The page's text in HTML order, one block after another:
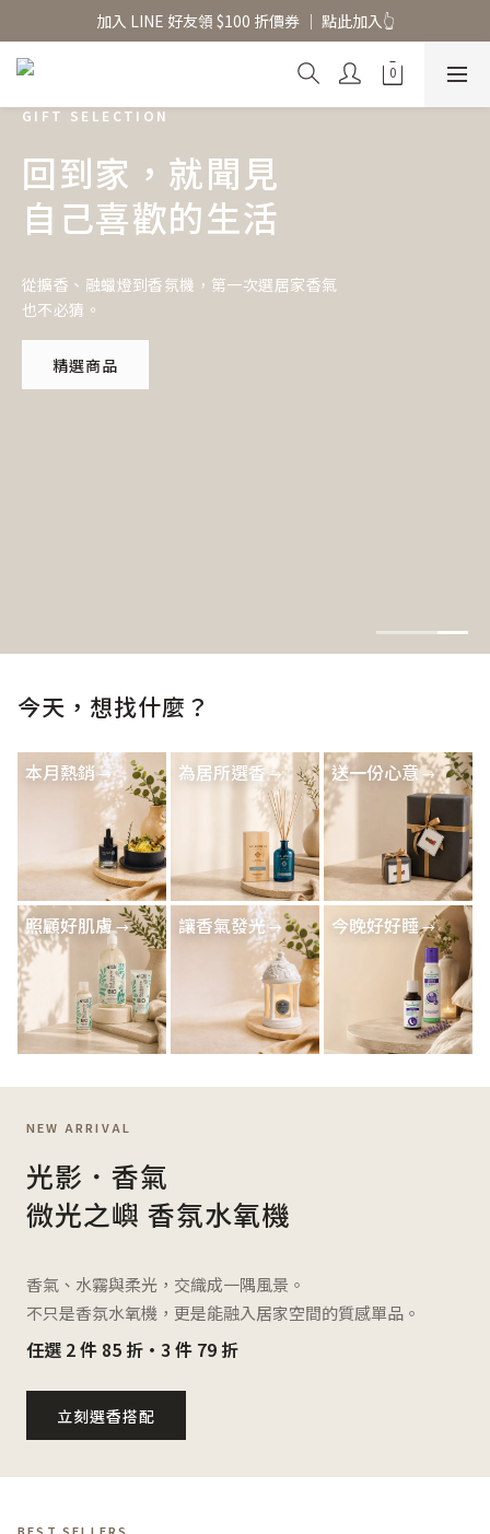
香氛水氧機、擴香香水原精  l 兩件85、三件79折
加入 LINE 好友領 $100 折價券 │ 點此加入👆
香氛水氧機、擴香香水原精  l 兩件85、三件79折
GIFT SELECTION
回到家，就聞見
自己喜歡的生活
從擴香、融蠟燈到香氛機，第一次選居家香氣
也不必猜。
精選商品
今天，想找什麼？
本月熱銷 為居所選香 送一份心意
照顧好肌膚 讓香氣發光 今晚好好睡
NEW ARRIVAL
光影．香氣
微光之嶼 香氛水氧機
香氣、水霧與柔光，交織成一隅風景。
不只是香氛水氧機，更是能融入居家空間的質感單品。
任選 2 件 85 折・3 件 79 折
立刻選香搭配